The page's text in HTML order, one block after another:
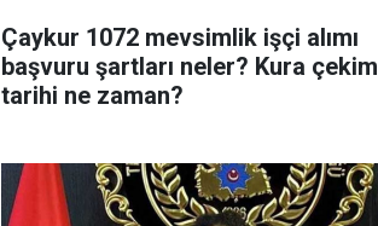
Çaykur 1072 mevsimlik işçi alımı
başvuru şartları neler? Kura çekim
tarihi ne zaman?